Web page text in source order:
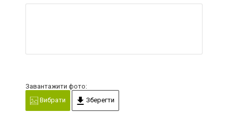
Завантажити фото:
Вибрати
Зберегти